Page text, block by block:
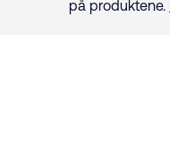
på produktene.